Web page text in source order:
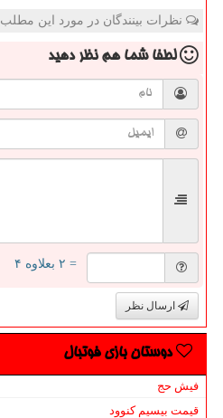
نظرات بینندگان در مورد این مطلب
لطفا شما همنظر دهید
= ۲ بعلاوه ۴
ارسال نظر
دوستان بازی فوتبال
فیش حج
قیمت بیسیم کنوود